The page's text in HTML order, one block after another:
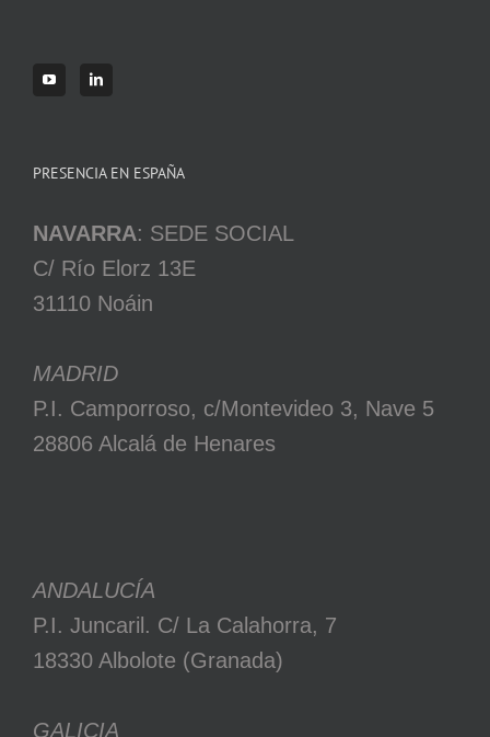
PRESENCIA EN ESPAÑA
NAVARRA: SEDE SOCIAL
C/ Río Elorz 13E
31110 Noáin
MADRID
P.I. Camporroso, c/Montevideo 3, Nave 5
28806 Alcalá de Henares
ANDALUCÍA
P.I. Juncaril. C/ La Calahorra, 7
18330 Albolote (Granada)
GALICIA